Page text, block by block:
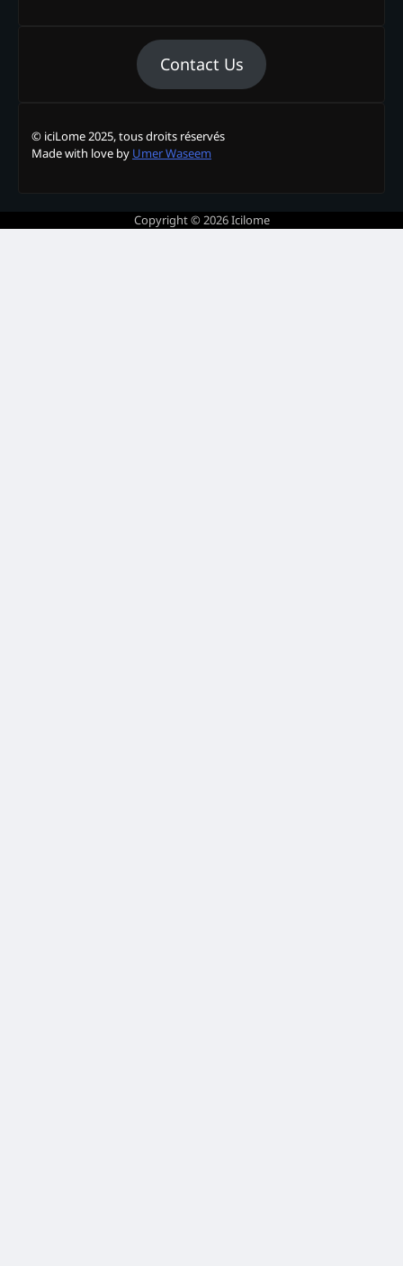
Contact Us
© iciLome 2025, tous droits réservés
Made with love by Umer Waseem
Copyright © 2026Icilome